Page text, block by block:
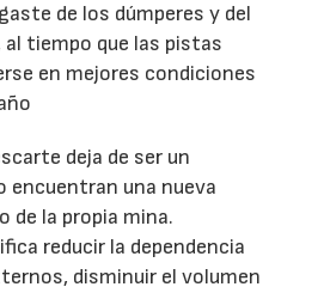
de los dúmperes y del
tiempo que las pistas
en mejores condiciones
deja de ser un
encuentran una nueva
de la propia mina.
reducir la dependencia
disminuir el volumen